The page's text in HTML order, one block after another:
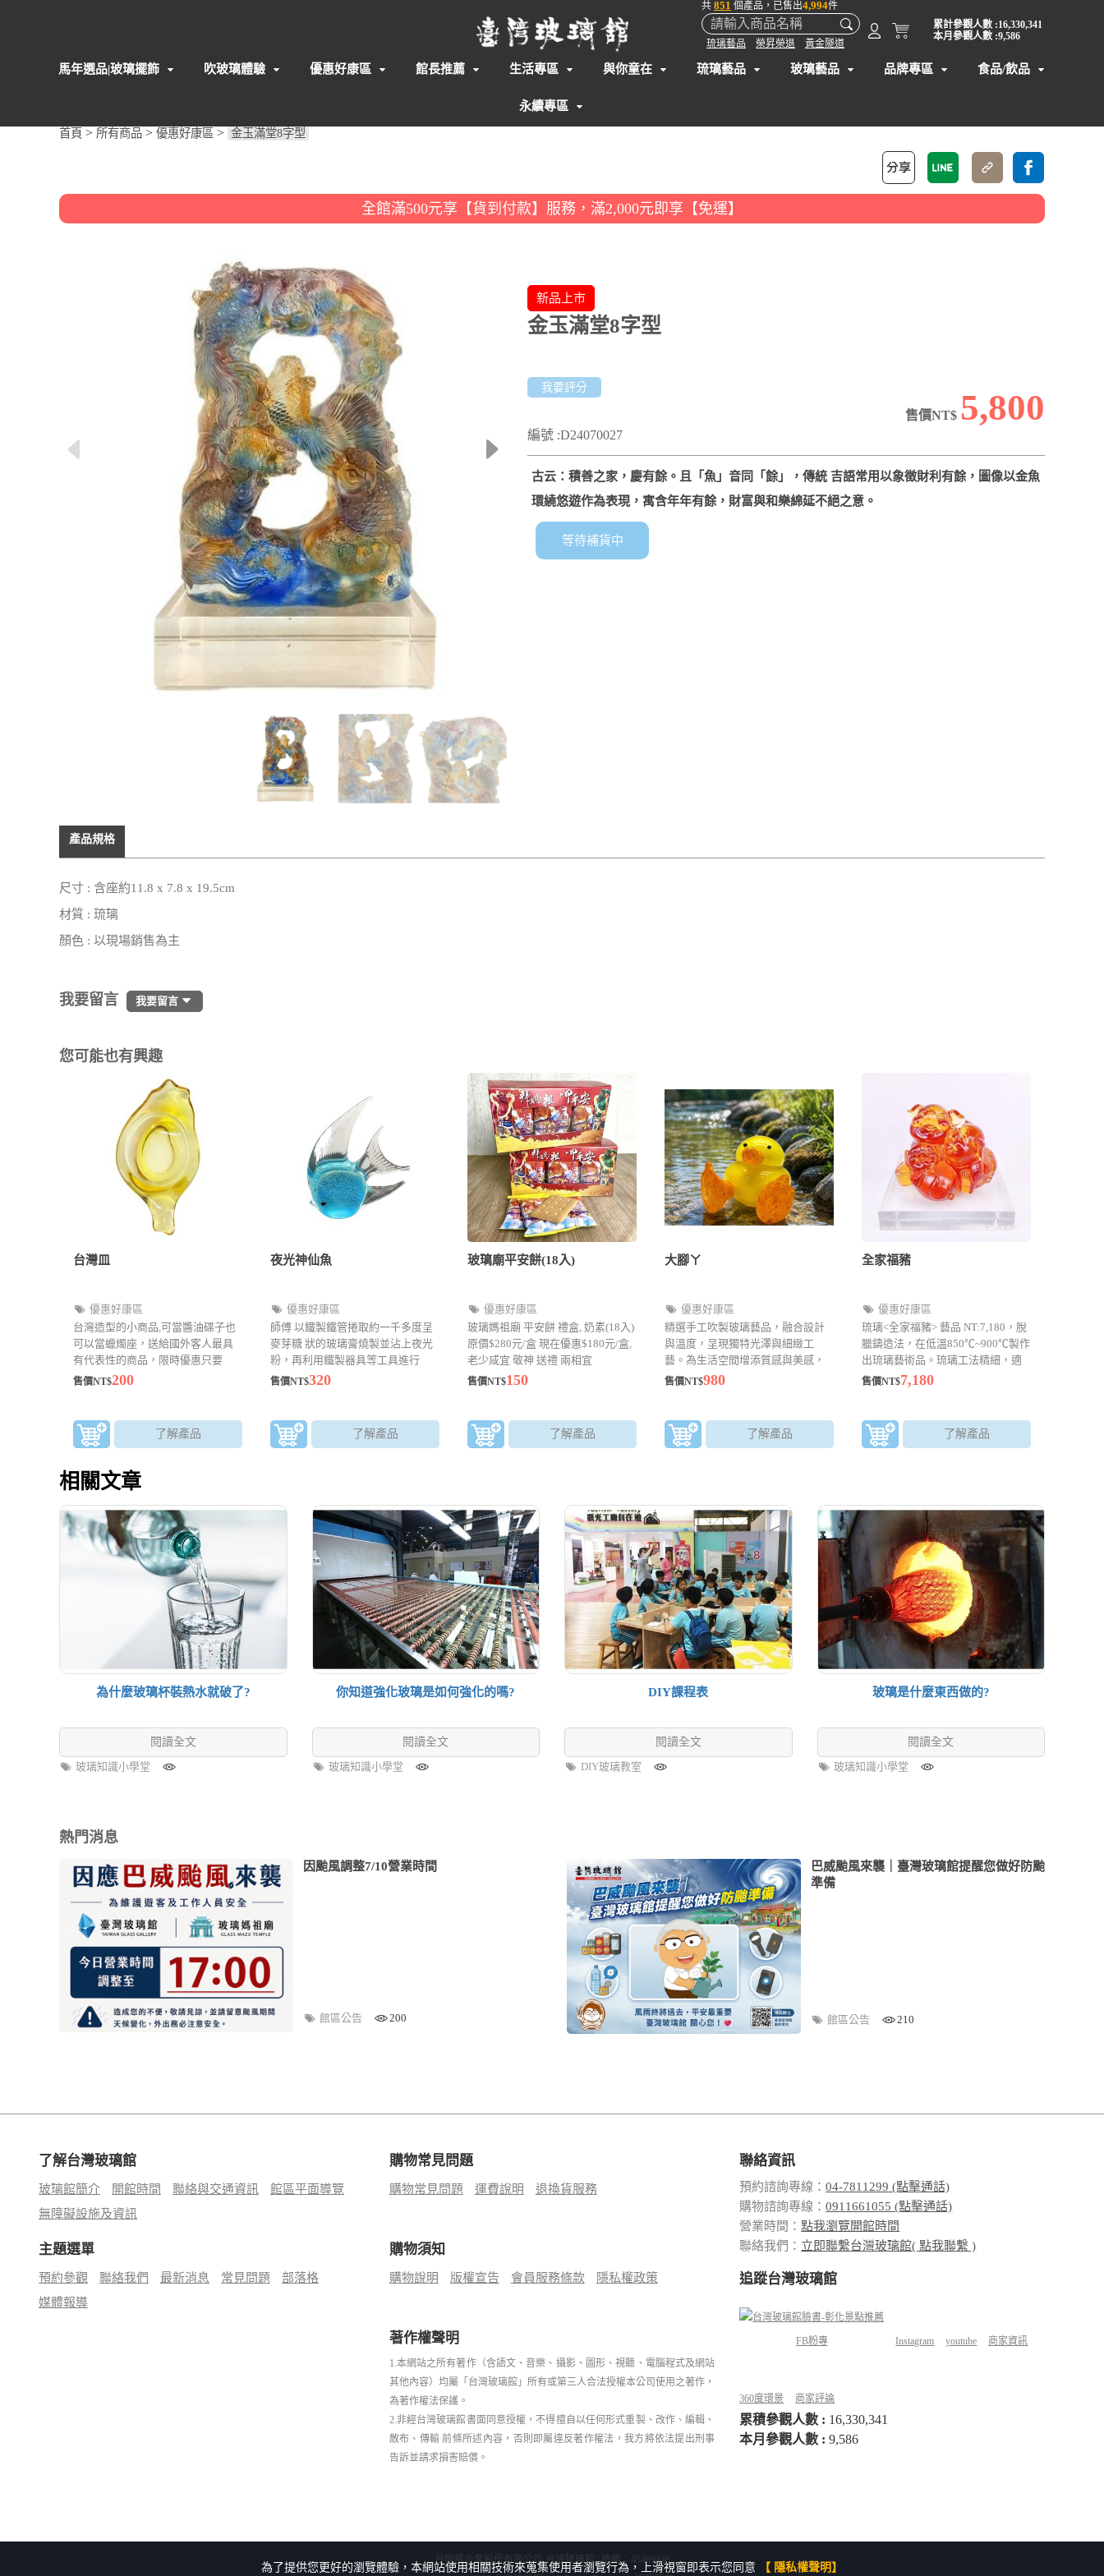
共 851 個產品，已售出4,994件
琉璃藝品 榮昇榮退 黃金隧道
累計參觀人數 :16,330,341
本月參觀人數 :9,586
馬年選品|玻璃擺飾 吹玻璃體驗 優惠好康區 館長推薦 生活專區 與你童在 琉璃藝品 玻璃藝品 品牌專區 食品/飲品
永續專區
首頁 > 所有商品 > 優惠好康區 > 金玉滿堂8字型
全館滿500元享【貨到付款】服務，滿2,000元即享【免運】
新品上市
金玉滿堂8字型
我要評分
售價NT$ 5,800
編號 :D24070027
古云：積善之家，慶有餘。且「魚」音同「餘」，傳統 吉語常用以象徵財利有餘，圖像以金魚
環繞悠遊作為表現，寓含年年有餘，財富與和樂綿延不絕之意。
等待補貨中
產品規格
尺寸 : 含座約11.8 x 7.8 x 19.5cm
材質 : 琉璃
顏色 : 以現場銷售為主
我要留言 我要留言
您可能也有興趣
台灣皿
優惠好康區
台灣造型的小商品,可當醬油碟子也
可以當蠟燭座，送給國外客人最具
有代表性的商品，限時優惠只要
$200元
售價NT$200
了解產品
夜光神仙魚
優惠好康區
師傅 以鐵製鐵管捲取約一千多度呈
麥芽糖 狀的玻璃膏燒製並沾上夜光
粉，再利用鐵製器具等工具進行
點、拉、壓等手法加以塑形製作，
售價NT$320
了解產品
玻璃廟平安餅(18入)
優惠好康區
玻璃媽祖廟 平安餅 禮盒, 奶素(18入)
原價$280元/盒 現在優惠$180元/盒,
老少咸宜 敬神 送禮 兩相宜
售價NT$150
了解產品
大腳ㄚ
優惠好康區
精選手工吹製玻璃藝品，融合設計
與溫度，呈現獨特光澤與細緻工
藝。為生活空間增添質感與美感，
亦是送禮與收藏的理想之選。
售價NT$980
了解產品
全家福豬
優惠好康區
琉璃<全家福豬> 藝品 NT:7,180，脫
臘鑄造法，在低溫850℃~900℃製作
出琉璃藝術品。琉璃工法精細，適
合送禮以及店面招財擺飾的好選
售價NT$7,180
了解產品
相關文章
為什麼玻璃杯裝熱水就破了?
閱讀全文
玻璃知識小學堂
你知道強化玻璃是如何強化的嗎?
閱讀全文
玻璃知識小學堂
DIY課程表
閱讀全文
DIY玻璃教室
玻璃是什麼東西做的?
閱讀全文
玻璃知識小學堂
熱門消息
因颱風調整7/10營業時間
館區公告 200
巴威颱風來襲｜臺灣玻璃館提醒您做好防颱
準備
館區公告 210
為了提供您更好的瀏覽體驗，本網站使用相關技術來蒐集使用者瀏覽行為，上滑視窗即表示您同意 【 隱私權聲明】
了解台灣玻璃館
玻璃館簡介 開館時間 聯絡與交通資訊
館區平面導覽
無障礙設施及資訊
主題選單
預約參觀 聯絡我們 最新消息 常見問題
部落格
媒體報導
購物常見問題
購物常見問題 運費說明 退換貨服務
購物須知
購物說明 版權宣告 會員服務條款 隱私權政策
著作權聲明
1.本網站之所有著作（含語文、音樂、攝影、圖形、視聽、電腦程式及網站
其他內容）均屬「台灣玻璃館」所有或第三人合法授權本公司使用之著作，
為著作權法保護。
2.非經台灣玻璃館書面同意授權，不得擅自以任何形式重製、改作、編輯、
散布、傳輸 前條所述內容，否則即屬違反著作權法，我方將依法提出刑事
告訴並請求損害賠償。
聯絡資訊
預約諮詢專線：04-7811299 (點擊通話)
購物諮詢專線：0911661055 (點擊通話)
營業時間：點我瀏覽開館時間
聯絡我們： 立即聯繫台灣玻璃館( 點我聯繫 )
追蹤台灣玻璃館
FB粉專 Instagram youtube 商家資訊
360度環景 商家評論
累積參觀人數 : 16,330,341
本月參觀人數 :9,586
台明將企業股份有限公司 台灣玻璃館 | 統編：45499448